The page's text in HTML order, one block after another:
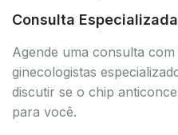
Consulta Especializada
Agende uma consulta
ginecologistas
discutir se o chip
para você.